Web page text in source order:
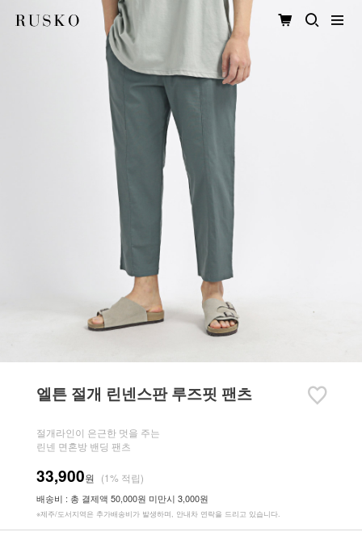
엘튼 절개 린넨스판 루즈핏 팬츠
절개라인이 은근한 멋을 주는
린넨 면혼방 밴딩 팬츠
33,900원 (1% 적립)
배송비 : 총 결제액 50,000원 미만시 3,000원
※제주/도서지역은 추가배송비가 발생하며, 안내차 연락을 드리고 있습니다.